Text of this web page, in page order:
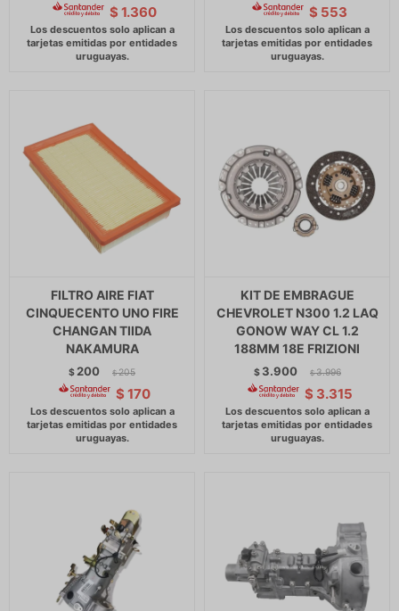
$ 1.360 $ 553
FILTRO AIRE FIAT
CINQUECENTO UNO FIRE
CHANGAN TIIDA
NAKAMURA
$ 200 $ 205
$ 170
KIT DE EMBRAGUE
CHEVROLET N300 1.2 LAQ
GONOW WAY CL 1.2
188MM 18E FRIZIONI
$ 3.900 $ 3.996
$ 3.315